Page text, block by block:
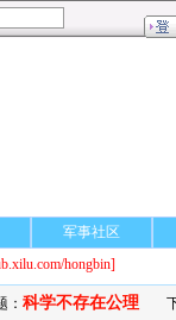
军事社区
hongbin]
： 科学不存在公理